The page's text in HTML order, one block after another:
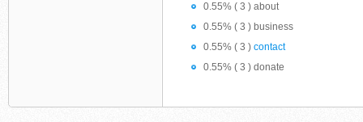
0.55% ( 3 ) about
0.55% ( 3 ) business
0.55% ( 3 ) contact
0.55% ( 3 ) donate